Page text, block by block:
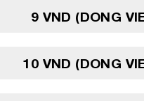
9 VND (DONG
10 VND (DONG